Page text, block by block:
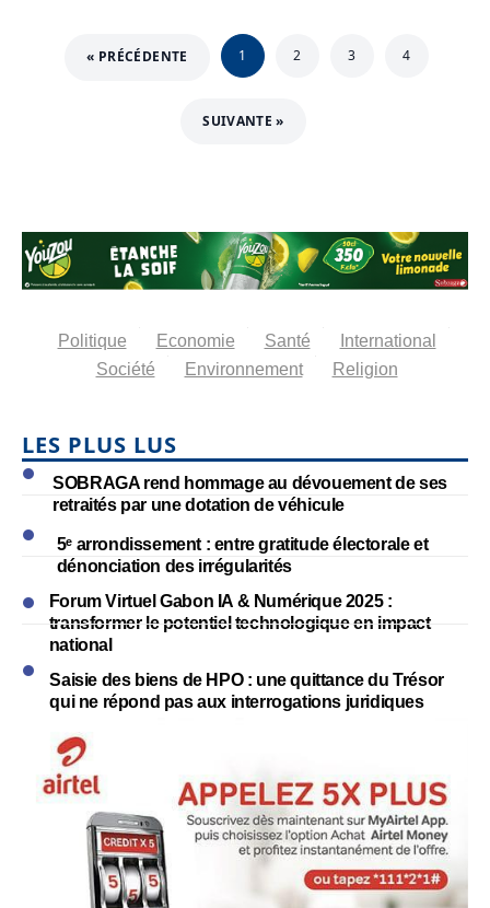
« PRÉCÉDENTE 1 2 3 4
SUIVANTE »
Politique Economie Santé
International
Société
Environnement Religion
LES PLUS LUS
SOBRAGA rend hommage au dévouement de ses
retraités par une dotation de véhicule
5ᵉ arrondissement : entre gratitude électorale et
dénonciation des irrégularités
Forum Virtuel Gabon IA & Numérique 2025 :
transformer le potentiel technologique en impact
national
Saisie des biens de HPO : une quittance du Trésor
qui ne répond pas aux interrogations juridiques